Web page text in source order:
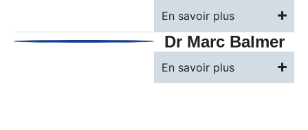
En savoir plus
Dr Marc Balmer
En savoir plus